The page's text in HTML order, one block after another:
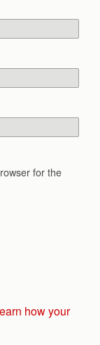
for the
how your